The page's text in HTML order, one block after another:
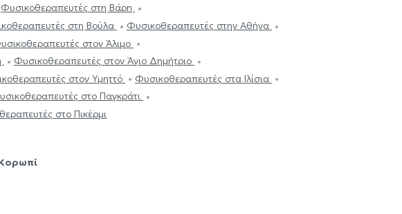
Φυσικοθεραπευτές στη Βάρη
στη Βούλα
Φυσικοθεραπευτές στην Αθήνα
στον Άλιμο
Φυσικοθεραπευτές στον Άγιο Δημήτριο
στον Υμηττό
Φυσικοθεραπευτές στα Ιλίσια
στο Παγκράτι
στο Πικέρμι